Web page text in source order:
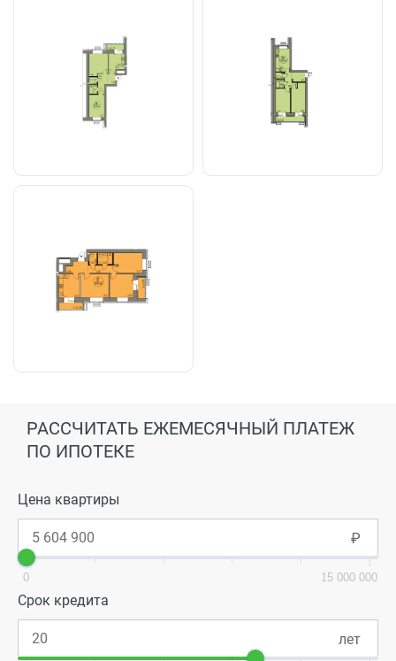
РАССЧИТАТЬ ЕЖЕМЕСЯЧНЫЙ ПЛАТЕЖ
ПО ИПОТЕКЕ
Цена квартиры
0 15 000 000
Срок кредита